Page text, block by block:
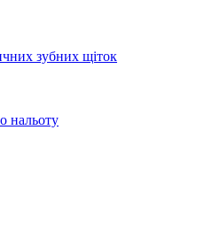
зубних щіток
нальоту